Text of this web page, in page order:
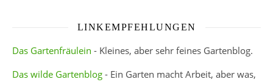
LINKEMPFEHLUNGEN
Das Gartenfräulein - Kleines, aber sehr feines Gartenblog.
Das wilde Gartenblog - Ein Garten macht Arbeit, aber was,